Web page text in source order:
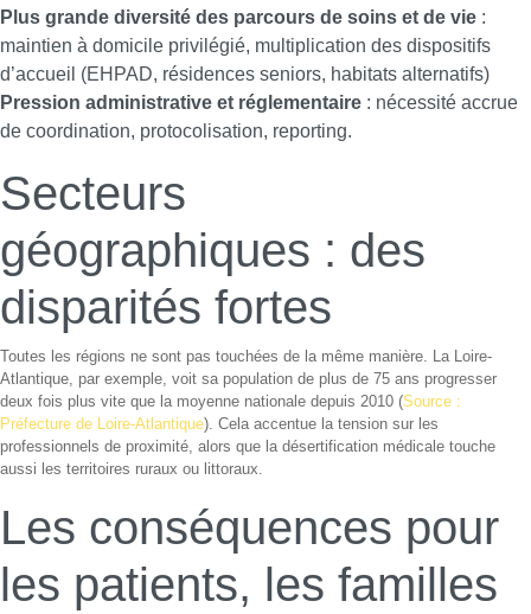
Plus grande diversité des parcours de soins et de vie :
maintien à domicile privilégié, multiplication des dispositifs
d’accueil (EHPAD, résidences seniors, habitats alternatifs)
Pression administrative et réglementaire : nécessité accrue
de coordination, protocolisation, reporting.
Secteurs
géographiques : des
disparités fortes
Toutes les régions ne sont pas touchées de la même manière. La Loire-
Atlantique, par exemple, voit sa population de plus de 75 ans progresser
deux fois plus vite que la moyenne nationale depuis 2010 (Source :
Préfecture de Loire-Atlantique). Cela accentue la tension sur les
professionnels de proximité, alors que la désertification médicale touche
aussi les territoires ruraux ou littoraux.
Les conséquences pour
les patients, les familles